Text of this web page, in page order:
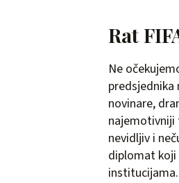
Rat
Ne
novinare,
najemotivniji
nevidljiv i
diplomat
institucijama.